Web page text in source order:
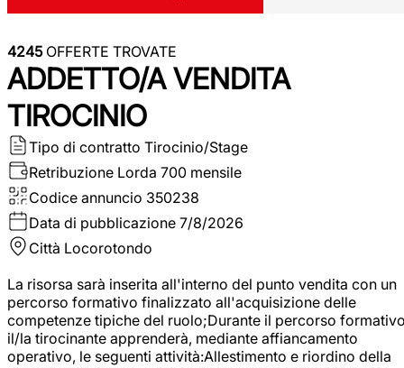
4245OFFERTE TROVATE
ADDETTO/A VENDITA
TIROCINIO
Tipo di contratto Tirocinio/Stage
Retribuzione Lorda 700 mensile
Codice annuncio 350238
Data di pubblicazione 7/8/2026
Città Locorotondo
La risorsa sarà inserita all'interno del punto vendita con un
percorso formativo finalizzato all'acquisizione delle
competenze tipiche del ruolo;Durante il percorso
il/la tirocinante apprenderà, mediante affiancamento
operativo, le seguenti attività:Allestimento e riordino della